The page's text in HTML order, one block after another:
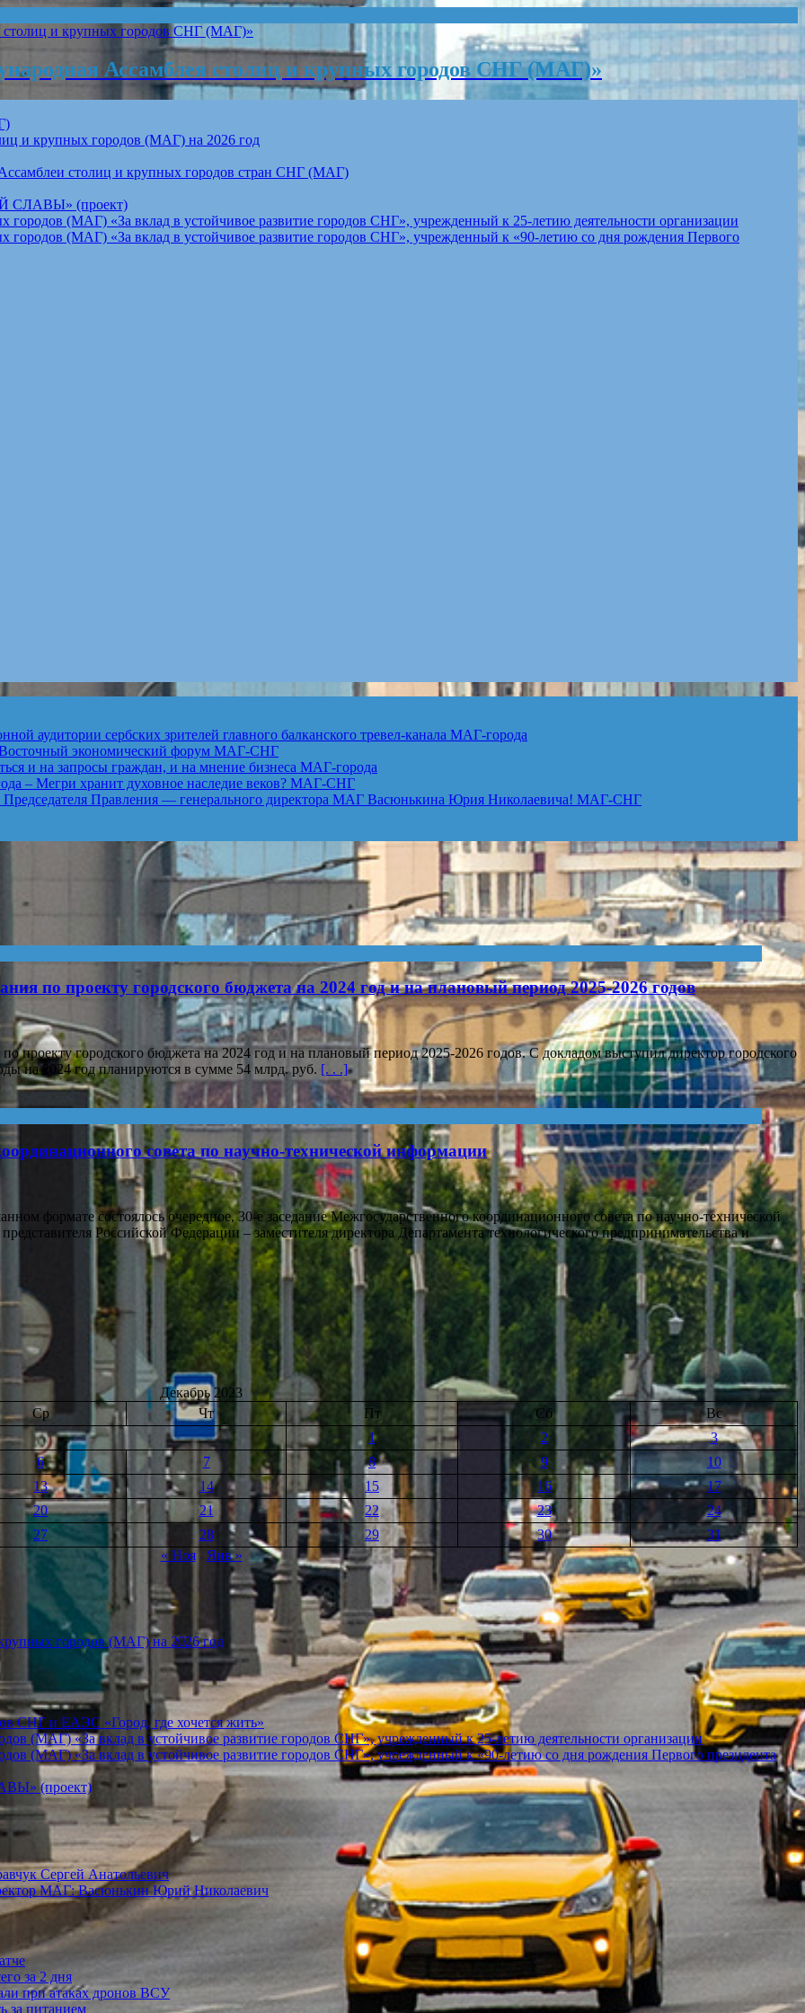
Ассамблея столиц и крупных городов СНГ (МАГ)»
и крупных городов (МАГ) на 2026 год
столиц и крупных городов стран СНГ (МАГ)
(проект)
(МАГ) «За вклад в устойчивое развитие городов СНГ», учрежденный к 25-летию деятельности организации
(МАГ) «За вклад в устойчивое развитие городов СНГ», учрежденный к «90-летию со дня рождения Первого
аудитории сербских зрителей главного балканского тревел-канала МАГ-города
экономический форум МАГ-СНГ
и на запросы граждан, и на мнение бизнеса МАГ-города
– Мегри хранит духовное наследие веков? МАГ-СНГ
Правления — генерального директора МАГ Васюнькина Юрия Николаевича! МАГ-СНГ
по проекту городского бюджета на 2024 год и на плановый период 2025-2026 годов
проекту городского бюджета на 2024 год и на плановый период 2025-2026 годов. С докладом выступил директор городского
на 2024 год планируются в сумме 54 млрд. руб. [. . .]
совета по научно-технической информации
формате состоялось очередное, 30-е заседание Межгосударственного координационного совета по научно-технической
Российской Федерации – заместителя директора Департамента технологического предпринимательства и
Декабрь 2023
Ср Чт Пт Сб
Вс
1
2
3
6 7 8 9
10
13 14 15 16
17
20 21 22 23
24
27 28 29 30
31
« Ноя
Янв »
городов (МАГ) на 2026 год
СНГ и ЕАЭС «Город, где хочется жить»
(МАГ) «За вклад в устойчивое развитие городов СНГ», учрежденный к 25-летию деятельности организации
(МАГ) «За вклад в устойчивое развитие городов СНГ», учрежденный к «90-летию со дня рождения Первого президента
(проект)
Сергей Анатольевич
МАГ: Васюнькин Юрий Николаевич
за 2 дня
при атаках дронов ВСУ
за питанием